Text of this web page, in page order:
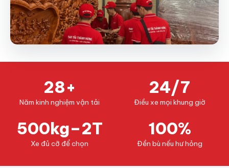
28+
Năm kinh nghiệm vận tải
24/7
Điều xe mọi khung giờ
500kg–2T
Xe đủ cỡ để chọn
100%
Đền bù nếu hư hỏng